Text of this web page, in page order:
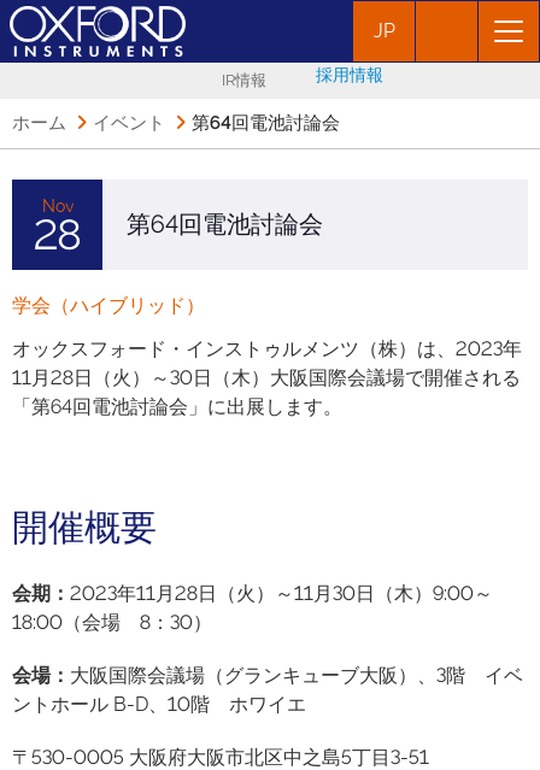
JP
IR情報 採用情報
ホーム イベント 第64回電池討論会
Nov
28 第64回電池討論会
学会（ハイブリッド）
オックスフォード・インストゥルメンツ（株）は、2023年
11月28日（火）～30日（木）大阪国際会議場で開催される
「第64回電池討論会」に出展します。
開催概要
会期 ： 2023年11月28日（火）～11月30日（木）9:00～
18:00（会場 8：30）
会場： 大阪国際会議場（グランキューブ大阪）、3階 イベ
ントホール B-D、10階 ホワイエ
〒530-0005 大阪府大阪市北区中之島5丁目3-51